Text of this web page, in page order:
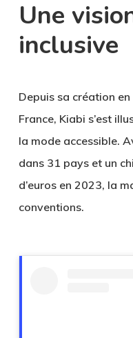
Une
inclusive
Depuis sa création
France, Kiabi s’est
la mode accessible.
dans 31 pays et un
d’euros en 2023, la
conventions.